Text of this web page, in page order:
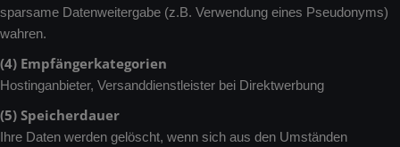
sparsame Datenweitergabe (z.B. Verwendung eines Pseudonyms)
wahren.
(4) Empfängerkategorien
Hostinganbieter, Versanddienstleister bei Direktwerbung
(5) Speicherdauer
Ihre Daten werden gelöscht, wenn sich aus den Umständen